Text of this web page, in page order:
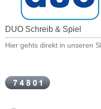
DUO Schreib & Spiel
Hier gehts direkt in unseren